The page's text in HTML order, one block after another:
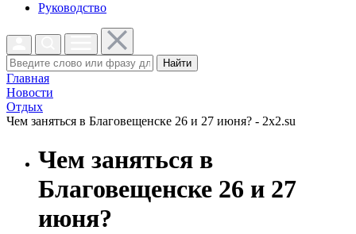
Руководство
Найти
Главная
Новости
Отдых
Чем заняться в Благовещенске 26 и 27 июня? - 2x2.su
Чем заняться в
Благовещенске 26 и 27
июня?